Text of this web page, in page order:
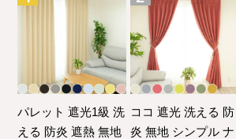
パレット 遮光1級 洗
える 防炎 遮熱 無地
ココ 遮光 洗える 防
炎 無地 シンプル ナ